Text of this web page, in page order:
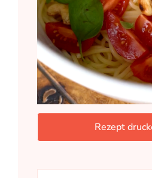
Rezept